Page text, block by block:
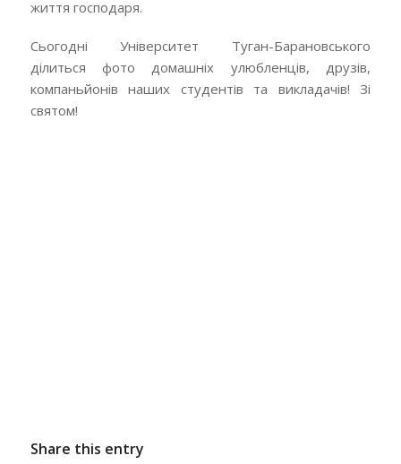
життя господаря.
Сьогодні Університет Туган-Барановського
ділиться фото домашніх улюбленців, друзів,
компаньйонів наших студентів та викладачів! Зі
святом!
Share this entry